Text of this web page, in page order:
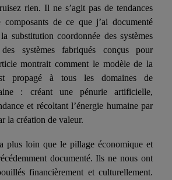
rien. Il ne s’agit pas de tendances
composants de ce que j’ai documenté
substitution coordonnée des systèmes
systèmes fabriqués conçus pour
montrait comment le modèle de la
propagé à tous les domaines de
: créant une pénurieartificielle,
et récoltant l’énergie humaine par
la création de valeur.
plus loin que le pillage économique et
documenté. Ils ne nous ont
financièrement et culturellement.